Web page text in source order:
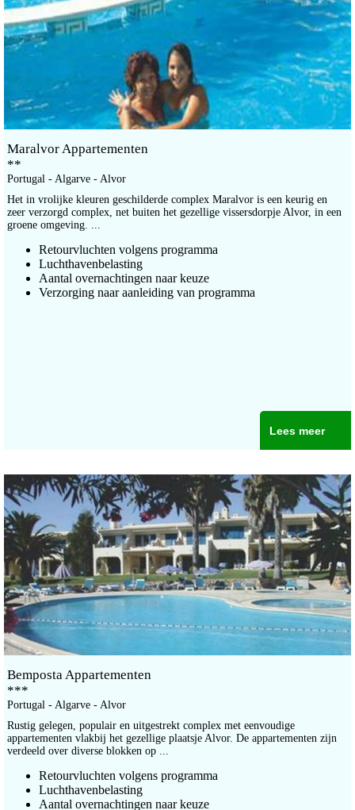
Maralvor Appartementen
**
Portugal - Algarve - Alvor
Het in vrolijke kleuren geschilderde complex Maralvor is een keurig en
zeer verzorgd complex, net buiten het gezellige vissersdorpje Alvor, in een
groene omgeving. ...
Retourvluchten volgens programma
Luchthavenbelasting
Aantal overnachtingen naar keuze
Verzorging naar aanleiding van programma
Lees meer
Bemposta Appartementen
***
Portugal - Algarve - Alvor
Rustig gelegen, populair en uitgestrekt complex met eenvoudige
appartementen vlakbij het gezellige plaatsje Alvor. De appartementen zijn
verdeeld over diverse blokken op ...
Retourvluchten volgens programma
Luchthavenbelasting
Aantal overnachtingen naar keuze